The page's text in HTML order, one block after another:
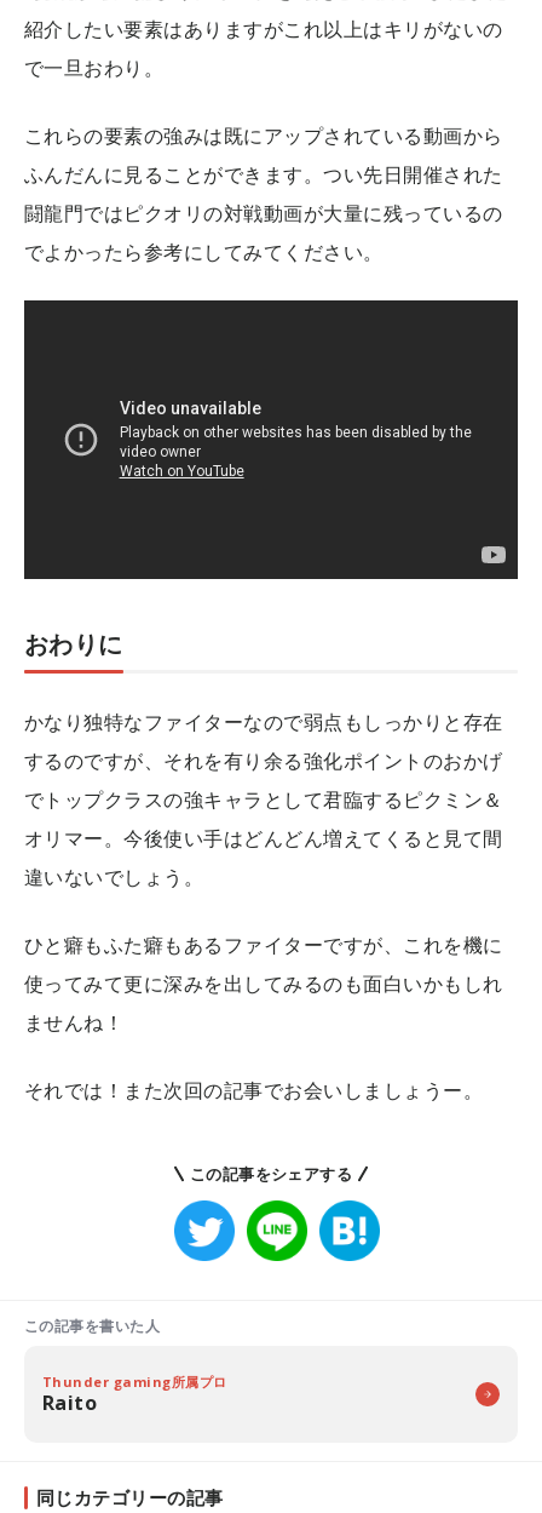
紹介したい要素はありますがこれ以上はキリがないの
で一旦おわり。
これらの要素の強みは既にアップされている動画から
ふんだんに見ることができます。つい先日開催された
闘龍門ではピクオリの対戦動画が大量に残っているの
でよかったら参考にしてみてください。
おわりに
かなり独特なファイターなので弱点もしっかりと存在
するのですが、それを有り余る強化ポイントのおかげ
でトップクラスの強キャラとして君臨するピクミン＆
オリマー。今後使い手はどんどん増えてくると見て間
違いないでしょう。
ひと癖もふた癖もあるファイターですが、これを機に
使ってみて更に深みを出してみるのも面白いかもしれ
ませんね！
それでは！また次回の記事でお会いしましょうー。
この記事をシェアする
この記事を書いた人
Thunder gaming所属プロ
Raito
同じカテゴリーの記事